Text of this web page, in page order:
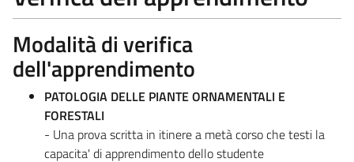
Modalità di verifica
dell'apprendimento
PATOLOGIA DELLE PIANTE ORNAMENTALI E
FORESTALI
- Una prova scritta in itinere a metà corso che testi la
capacita' di apprendimento dello studente